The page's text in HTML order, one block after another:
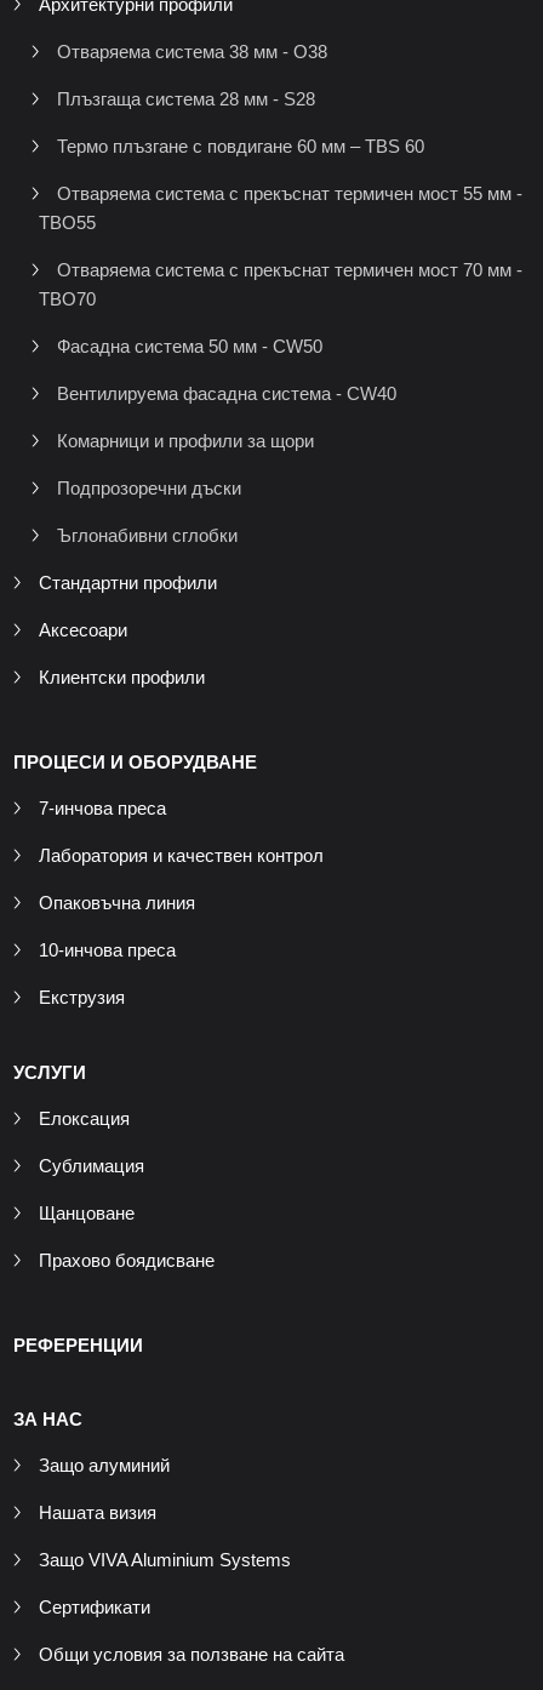
Отваряема система 38 мм - O38
Плъзгаща система 28 мм - S28
Термо плъзгане с повдигане 60 мм – TBS 60
Отваряема система с прекъснат термичен мост 55 мм -
TBO55
Отваряема система с прекъснат термичен мост 70 мм -
TBO70
Фасадна система 50 мм - CW50
Вентилируема фасадна система - CW40
Комарници и профили за щори
Подпрозоречни дъски
Ъглонабивни сглобки
Стандартни профили
Аксесоари
Клиентски профили
ПРОЦЕСИ И ОБОРУДВАНЕ
7-инчова преса
Лаборатория и качествен контрол
Опаковъчна линия
10-инчова преса
Екструзия
УСЛУГИ
Елоксация
Сублимация
Щанцоване
Прахово боядисване
РЕФЕРЕНЦИИ
ЗА НАС
Защо алуминий
Нашата визия
Защо VIVA Aluminium Systems
Сертификати
Общи условия за ползване на сайта